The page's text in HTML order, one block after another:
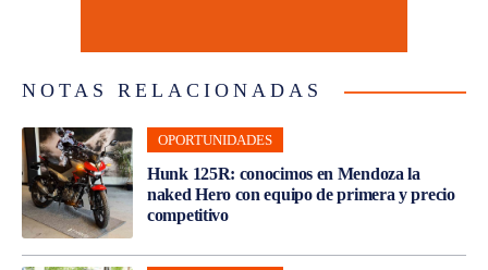
NOTAS RELACIONADAS
OPORTUNIDADES
Hunk 125R: conocimos en Mendoza la
naked Hero con equipo de primera y precio
competitivo